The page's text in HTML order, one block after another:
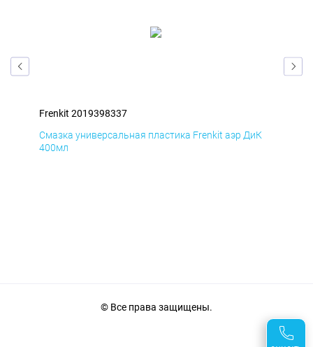
Frenkit 2019398337
Смазка универсальная пластика Frenkit аэр ДиК
400мл
© Все права защищены.